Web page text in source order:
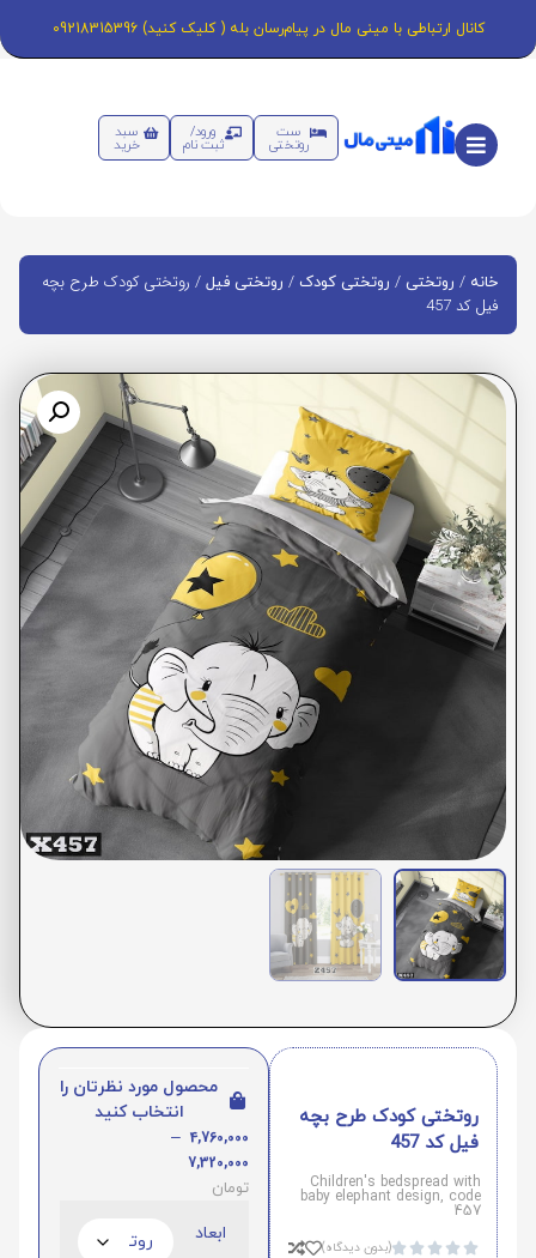
کانال ارتباطی با مینی مال در پیام‌رسان بله ( کلیک کنید) 09218315396
ست
روتختی
ورود/
ثبت نام
سبد
خرید
خانه / روتختی / روتختی کودک / روتختی فیل / روتختی کودک طرح بچه
فیل کد 457
روتختی کودک طرح بچه
فیل کد 457
Children's bedspread with
baby elephant design, code
457




(بدون دیدگاه)
محصول مورد نظرتان را
انتخاب کنید
4,760,000
–
7,320,000
تومان
ابعاد